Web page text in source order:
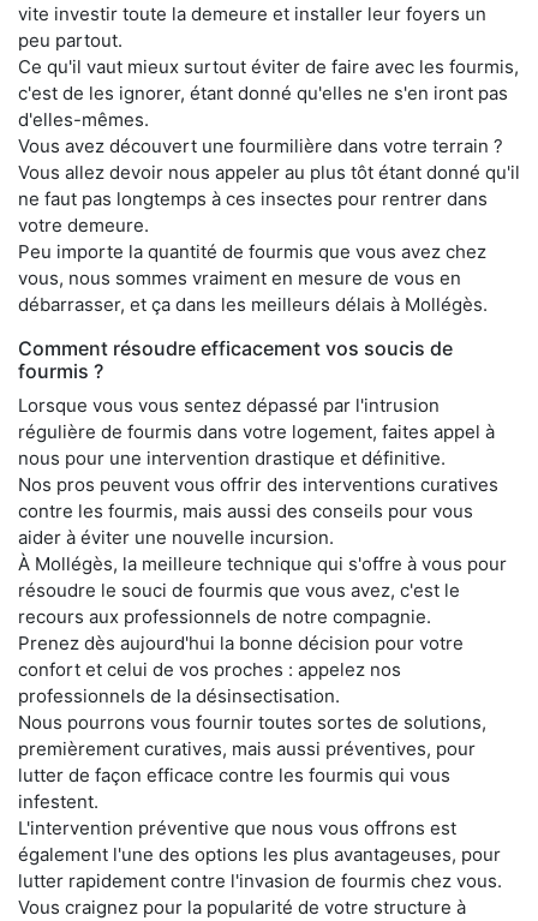
vite investir toute la demeure et installer leur foyers un
peu partout.
Ce qu'il vaut mieux surtout éviter de faire avec les fourmis,
c'est de les ignorer, étant donné qu'elles ne s'en iront pas
d'elles-mêmes.
Vous avez découvert une fourmilière dans votre terrain ?
Vous allez devoir nous appeler au plus tôt étant donné qu'il
ne faut pas longtemps à ces insectes pour rentrer dans
votre demeure.
Peu importe la quantité de fourmis que vous avez chez
vous, nous sommes vraiment en mesure de vous en
débarrasser, et ça dans les meilleurs délais à Mollégès.
Comment résoudre efficacement vos soucis de
fourmis ?
Lorsque vous vous sentez dépassé par l'intrusion
régulière de fourmis dans votre logement, faites appel à
nous pour une intervention drastique et définitive.
Nos pros peuvent vous offrir des interventions curatives
contre les fourmis, mais aussi des conseils pour vous
aider à éviter une nouvelle incursion.
À Mollégès, la meilleure technique qui s'offre à vous pour
résoudre le souci de fourmis que vous avez, c'est le
recours aux professionnels de notre compagnie.
Prenez dès aujourd'hui la bonne décision pour votre
confort et celui de vos proches : appelez nos
professionnels de la désinsectisation.
Nous pourrons vous fournir toutes sortes de solutions,
premièrement curatives, mais aussi préventives, pour
lutter de façon efficace contre les fourmis qui vous
infestent.
L'intervention préventive que nous vous offrons est
également l'une des options les plus avantageuses, pour
lutter rapidement contre l'invasion de fourmis chez vous.
Vous craignez pour la popularité de votre structure à